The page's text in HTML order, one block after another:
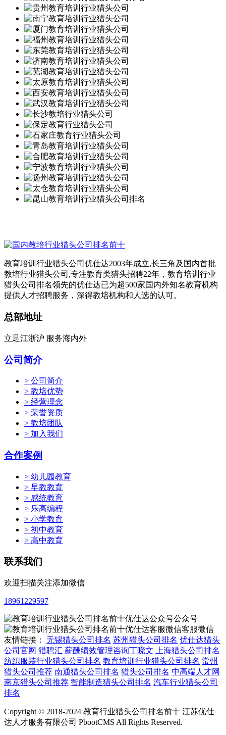
教育培训行业猎头公司优仕达2003年成立,长三角及国内首批
教培行业猎头公司,专注教育类猎头招聘22年，教育培训行业
猎头公司排名领先的优仕达已为超500家国内外知名教育机构
提供人才招聘服务，深得教培机构和人选的认可。
总部地址
立足江浙沪 服务海内外
公司简介
> 公司简介
> 教培优势
> 经营理念
> 荣誉资质
> 教培团队
> 加入我们
合作案例
> 幼儿园教育
> 早教教育
> 感统教育
> 乐高编程
> 小学教育
> 初中教育
> 高中教育
联系我们
欢迎扫描关注添加微信
18961229597
公众号
客服微信
友情链接： 无锡猎头公司排名 苏州猎头公司排名 优仕达猎头
公司官网 猎聘汇 薪酬绩效管理咨询丁晓文
上海猎头公司排名
纺织服装行业猎头公司排名 教育培训行业猎头公司排名 常州
猎头公司推荐 南通猎头公司排名 猎头公司排名 中高端人才网
南京猎头公司推荐 智能制造猎头公司排名 汽车行业猎头公司
排名
Copyright © 2018-2024 教育行业猎头公司排名前十 江苏优仕
达人才服务有限公司 PbootCMS All Rights Reserved.